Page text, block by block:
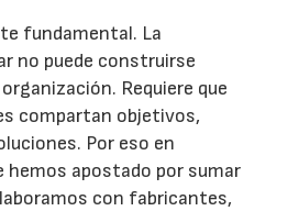
fundamental. La
no puede construirse
Requiere que
compartan objetivos,
Por eso en
hemos apostado por sumar
con fabricantes,